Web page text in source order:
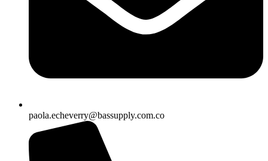
paola.echeverry@bassupply.com.co